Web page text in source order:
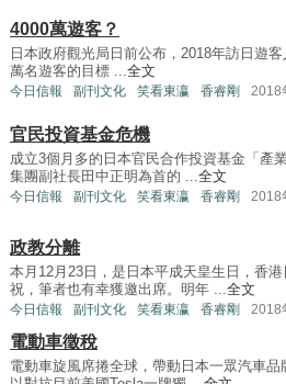
4000萬遊客？
日本政府觀光局日前公布，2018年訪日遊
萬名遊客的目標 ...全文
今日信報 副刊文化 笑看東瀛 香睿剛 2018
官民投資基金危機
成立3個月多的日本官民合作投資基金「產
集團副社長田中正明為首的 ...全文
今日信報 副刊文化 笑看東瀛 香睿剛 2018
政教分離
本月12月23日，是日本平成天皇生日，香
祝，筆者也有幸獲邀出席。明年 ... 全文
今日信報 副刊文化 笑看東瀛 香睿剛 2018
電動車徵稅
電動車旋風席捲全球，帶動日本一眾汽車